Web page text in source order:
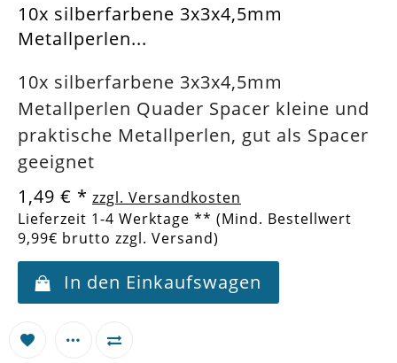
10x silberfarbene 3x3x4,5mm
Metallperlen...
10x silberfarbene 3x3x4,5mm
Metallperlen Quader Spacer kleine und
praktische Metallperlen, gut als Spacer
geeignet
1,49 € * zzgl. Versandkosten
Lieferzeit 1-4 Werktage ** (Mind. Bestellwert
9,99€ brutto zzgl. Versand)
In den Einkaufswagen